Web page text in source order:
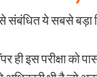
से संबंधित ये सबसे
ही इस परीक्षा को